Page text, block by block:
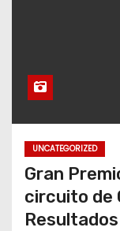
UNCATEGORIZED
Gran
circuito de